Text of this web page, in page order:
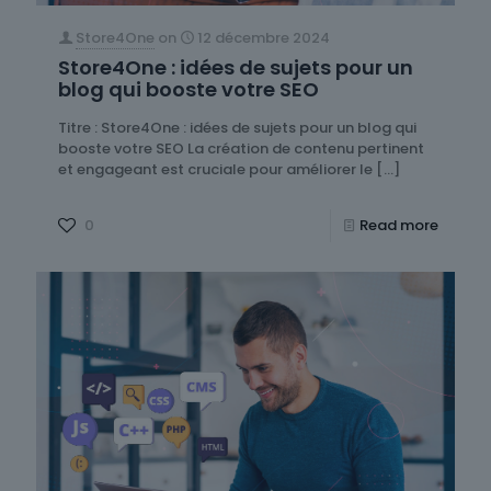
Store4One on 12 décembre 2024
Store4One : idées de sujets pour un
blog qui booste votre SEO
Titre : Store4One : idées de sujets pour un blog qui
booste votre SEO La création de contenu pertinent
et engageant est cruciale pour améliorer le […]
0 Read more